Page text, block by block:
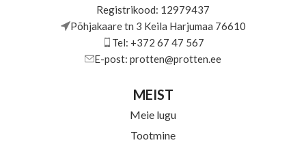
Registrikood: 12979437
Põhjakaare tn 3 Keila Harjumaa 76610
Tel: +372 67 47 567
E-post: protten@protten.ee
MEIST
Meie lugu
Tootmine